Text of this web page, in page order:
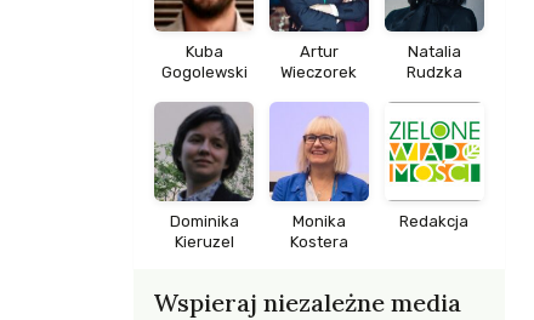
Kuba
Gogolewski
Artur
Wieczorek
Natalia
Rudzka
Dominika
Kieruzel
Monika
Kostera
Redakcja
Wspieraj niezależne media